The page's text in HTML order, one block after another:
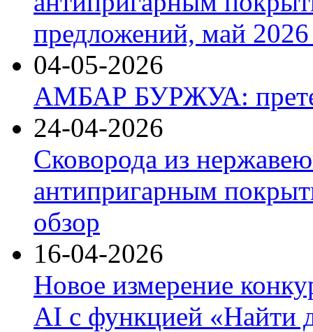
предложений, май 2026
04-05-2026
АМБАР БУРЖУА:
24-04-2026
Сковорода из
антипригарным
обзор
16-04-2026
Новое измерение
AI с функцией «Найти